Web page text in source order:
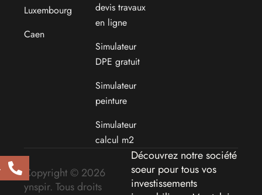
Luxembourg
Caen
devis travaux
en ligne
Simulateur
DPE gratuit
Simulateur
peinture
Simulateur
calcul m2
Copyright © 2026
ynspir. Tous droits
Découvrez notre société
soeur pour tous vos
investissements